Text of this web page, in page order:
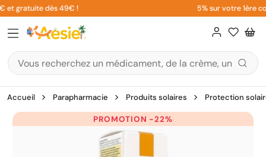
Aller
au
contenu
gratuite dès 49€ ! 5% sur votre 1ère
Accueil Parapharmacie Produits solaires Protection
PROMOTION -22%